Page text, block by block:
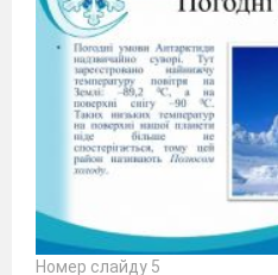
Номер слайду 5